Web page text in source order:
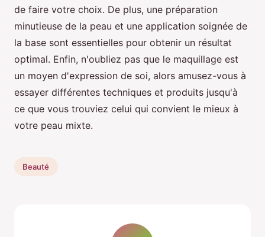
de faire votre choix. De plus, une préparation
minutieuse de la peau et une application soignée de
la base sont essentielles pour obtenir un résultat
optimal. Enfin, n'oubliez pas que le maquillage est
un moyen d'expression de soi, alors amusez-vous à
essayer différentes techniques et produits jusqu'à
ce que vous trouviez celui qui convient le mieux à
votre peau mixte.
Beauté